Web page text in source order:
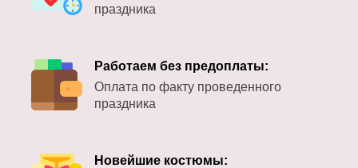
праздника
Работаем без предоплаты:
Оплата по факту проведенного
праздника
Новейшие костюмы: